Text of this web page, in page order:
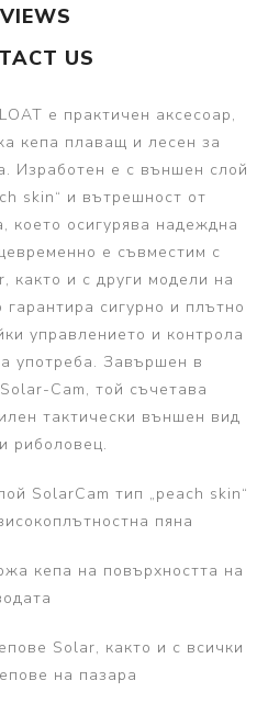
US
е практичен аксесоар,
кепа плаващ и лесен за
Изработен е с външен слой
skin“ и вътрешност от
което осигурява надеждна
е съвместим с
както и с други модели на
сигурно и плътно
управлението и контрола
употреба. Завършен в
Cam, той съчетава
тактически външен вид
риболовец.
SolarCam тип „peach skin“
пяна
кепа на повърхността на
Solar, както и с всички
на пазара